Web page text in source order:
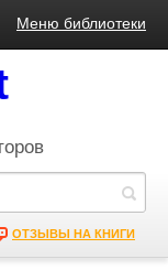
Меню библиотеки
ОТЗЫВЫ НА КНИГИ